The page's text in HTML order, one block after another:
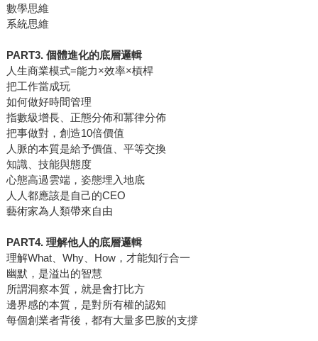
數學思維
系統思維
PART3. 個體進化的底層邏輯
人生商業模式=能力×效率×槓桿
把工作當成玩
如何做好時間管理
指數級增長、正態分佈和冪律分佈
把事做對，創造10倍價值
人脈的本質是給予價值、平等交換
知識、技能與態度
心態高過雲端，姿態埋入地底
人人都應該是自己的CEO
藝術家為人類帶來自由
PART4. 理解他人的底層邏輯
理解What、Why、How，才能知行合一
幽默，是溢出的智慧
所謂洞察本質，就是會打比方
邊界感的本質，是對所有權的認知
每個創業者背後，都有大量多巴胺的支撐